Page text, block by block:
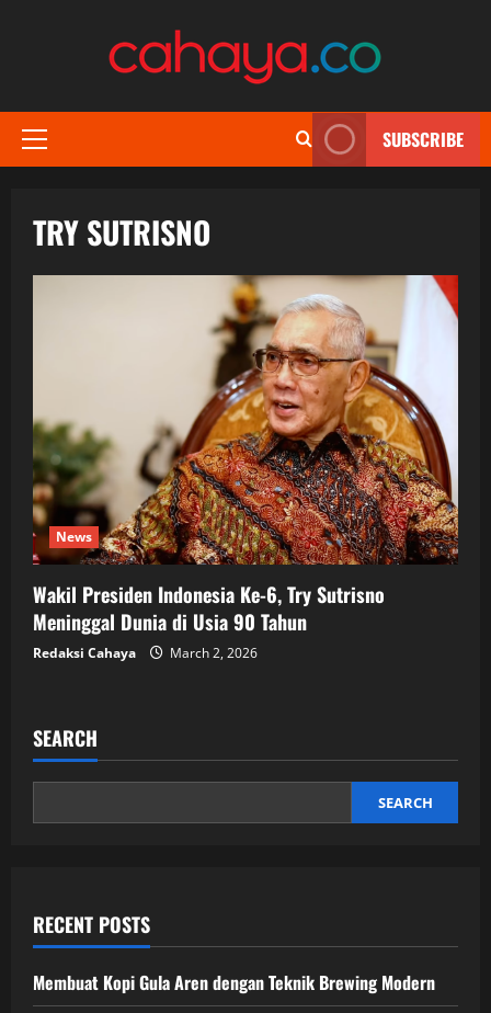
Primary
SUBSCRIBE
TRY SUTRISNO
News
Wakil Presiden Indonesia Ke-6, Try Sutrisno
Meninggal Dunia di Usia 90 Tahun
Redaksi Cahaya March 2, 2026
SEARCH
SEARCH
RECENT POSTS
Membuat Kopi Gula Aren dengan Teknik Brewing Modern